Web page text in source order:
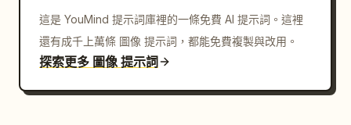
這是 YouMind 提示詞庫裡的一條免費 AI 提示詞。這裡
還有成千上萬條 圖像 提示詞，都能免費複製與改用。
探索更多 圖像 提示詞